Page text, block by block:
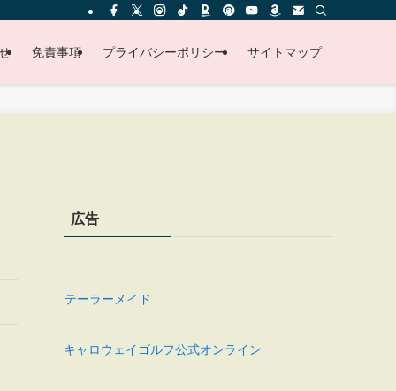
免責事項 プライバシーポリシー サイトマップ
広告
テーラーメイド
キャロウェイゴルフ公式オンライン